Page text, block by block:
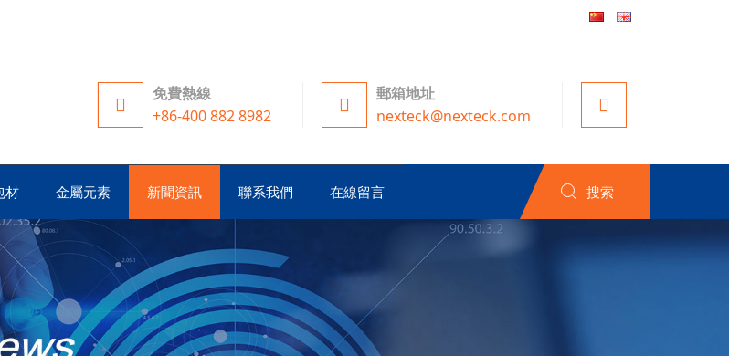
免費熱線
+86-400 882 8982
郵箱地址
nexteck@nexteck.com
材 金屬元素 新聞資訊 聯系我們 在線留言 搜索